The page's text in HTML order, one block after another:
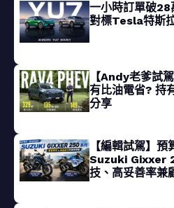
一小時訂單破
對標Tesla特斯
【Andy老爹試
有比油電省? 持
分享
【編輯試駕】
Suzuki Gixxer
技、高妥善率兼